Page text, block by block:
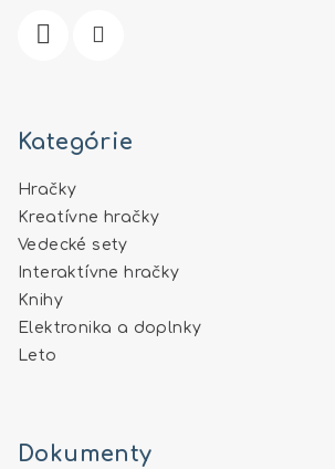
Kategórie
Hračky
Kreatívne hračky
Vedecké sety
Interaktívne hračky
Knihy
Elektronika a doplnky
Leto
Dokumenty